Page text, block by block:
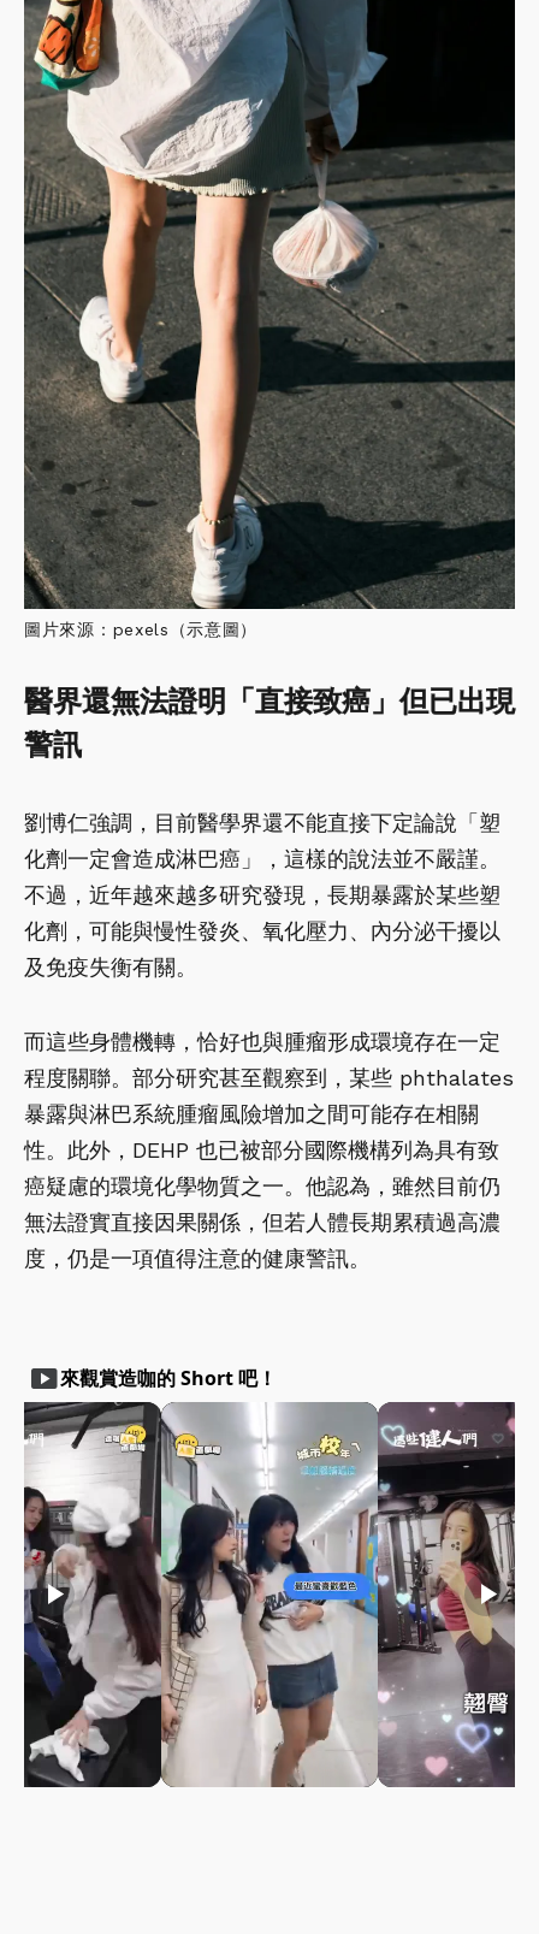
圖片來源：pexels（示意圖）
醫界還無法證明「直接致癌」但已出現
警訊
劉博仁強調，目前醫學界還不能直接下定論說「塑
化劑一定會造成淋巴癌」，這樣的說法並不嚴謹。
不過，近年越來越多研究發現，長期暴露於某些塑
化劑，可能與慢性發炎、氧化壓力、內分泌干擾以
及免疫失衡有關。
而這些身體機轉，恰好也與腫瘤形成環境存在一定
程度關聯。部分研究甚至觀察到，某些 phthalates
暴露與淋巴系統腫瘤風險增加之間可能存在相關
性。此外，DEHP 也已被部分國際機構列為具有致
癌疑慮的環境化學物質之一。他認為，雖然目前仍
無法證實直接因果關係，但若人體長期累積過高濃
度，仍是一項值得注意的健康警訊。
smart_display來觀賞造咖的 Short 吧！
play_arrow play_arrow play_arrow